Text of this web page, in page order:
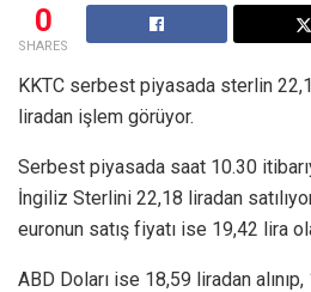
0
SHARES
KKTC serbest piyasada sterlin
liradan işlem görüyor.
Serbest piyasada saat 10.30
İngiliz Sterlini 22,18 liradan
euronun satış fiyatı ise 19,42 lira
ABD Doları ise 18,59 liradan